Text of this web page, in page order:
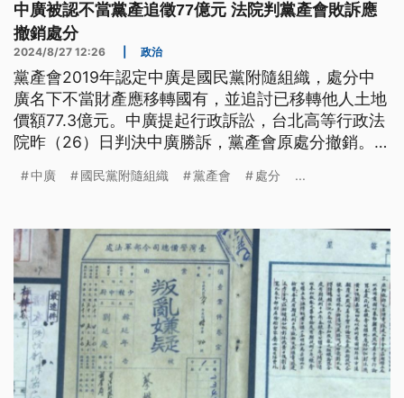
中廣被認不當黨產追徵77億元 法院判黨產會敗訴應
撤銷處分
2024/8/27 12:26 政治
黨產會2019年認定中廣是國民黨附隨組織，處分中
廣名下不當財產應移轉國有，並追討已移轉他人土地
價額77.3億元。中廣提起行政訴訟，台北高等行政法
院昨（26）日判決中廣勝訴，黨產會原處分撤銷。前
強調會提出上訴。
中廣 國民黨附隨組織 黨產會 處分 ...